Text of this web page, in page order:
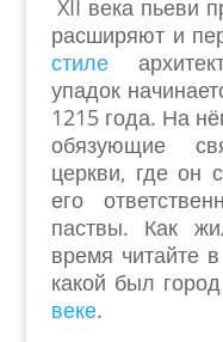
XII века пьеви
расширяют и
стиле
упадок
1215 года. На
обязующие
церкви, где он
его
паствы. Как
время читайте
какой был
веке.